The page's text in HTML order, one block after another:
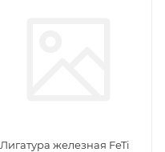
Лигатура железная FeTi